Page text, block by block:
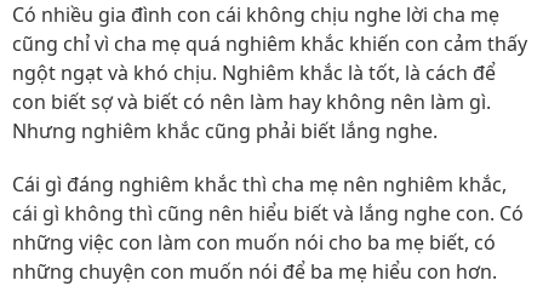
Có nhiều gia đình con cái không chịu nghe lời cha mẹ
cũng chỉ vì cha mẹ quá nghiêm khắc khiến con cảm thấy
ngột ngạt và khó chịu. Nghiêm khắc là tốt, là cách để
con biết sợ và biết có nên làm hay không nên làm gì.
Nhưng nghiêm khắc cũng phải biết lắng nghe.
Cái gì đáng nghiêm khắc thì cha mẹ nên nghiêm khắc,
cái gì không thì cũng nên hiểu biết và lắng nghe con. Có
những việc con làm con muốn nói cho ba mẹ biết, có
những chuyện con muốn nói để ba mẹ hiểu con hơn.